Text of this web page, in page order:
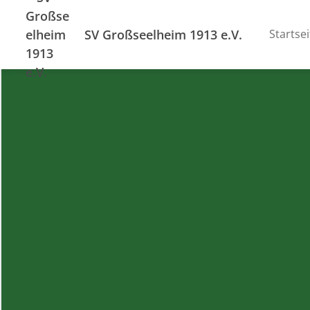
SV Großseelheim 1913 e.V.